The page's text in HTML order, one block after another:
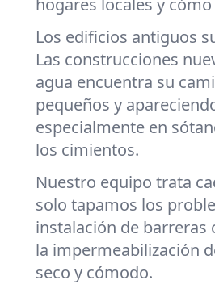
hogares locales y
Los edificios antiguos
Las construcciones
agua encuentra su
pequeños y
especialmente en
los cimientos.
Nuestro equipo trata
solo tapamos los
instalación de barreras
la impermeabilización
seco y cómodo.